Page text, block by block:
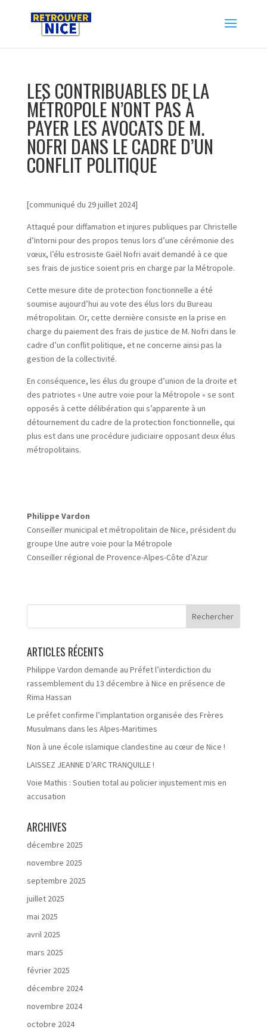
LES CONTRIBUABLES DE LA
MÉTROPOLE N’ONT PAS À
PAYER LES AVOCATS DE M.
NOFRI DANS LE CADRE D’UN
CONFLIT POLITIQUE
[communiqué du 29 juillet 2024]
Attaqué pour diffamation et injures publiques par Christelle
d’Intorni pour des propos tenus lors d’une cérémonie des
vœux, l’élu estrosiste Gaël Nofri avait demandé à ce que
ses frais de justice soient pris en charge par la Métropole.
Cette mesure dite de protection fonctionnelle a été
soumise aujourd’hui au vote des élus lors du Bureau
métropolitain. Or, cette dernière consiste en la prise en
charge du paiement des frais de justice de M. Nofri dans le
cadre d’un conflit politique, et ne concerne ainsi pas la
gestion de la collectivité.
En conséquence, les élus du groupe d’union de la droite et
des patriotes « Une autre voie pour la Métropole » se sont
opposés à cette délibération qui s’apparente à un
détournement du cadre de la protection fonctionnelle, qui
plus est dans une procédure judiciaire opposant deux élus
métropolitains.
Philippe Vardon
Conseiller municipal et métropolitain de Nice, président du
groupe Une autre voie pour la Métropole
Conseiller régional de Provence-Alpes-Côte d’Azur
ARTICLES RÉCENTS
Philippe Vardon demande au Préfet l’interdiction du
rassemblement du 13 décembre à Nice en présence de
Rima Hassan
Le préfet confirme l’implantation organisée des Frères
Musulmans dans les Alpes-Maritimes
Non à une école islamique clandestine au cœur de Nice !
LAISSEZ JEANNE D’ARC TRANQUILLE !
Voie Mathis : Soutien total au policier injustement mis en
accusation
ARCHIVES
décembre 2025
novembre 2025
septembre 2025
juillet 2025
mai 2025
avril 2025
mars 2025
février 2025
décembre 2024
novembre 2024
octobre 2024